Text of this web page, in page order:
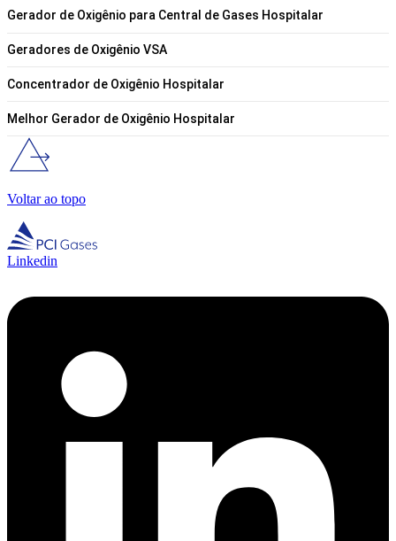
Gerador de Oxigênio para Central de Gases Hospitalar
Geradores de Oxigênio VSA
Concentrador de Oxigênio Hospitalar
Melhor Gerador de Oxigênio Hospitalar
Voltar ao topo
Linkedin